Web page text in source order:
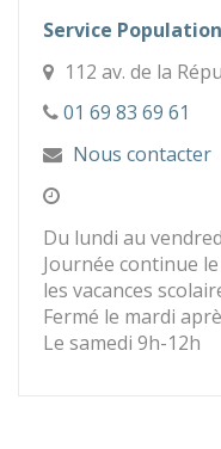
Service
112 av. de la
01 69 83 69 61
Nous contacter
Du lundi au
Journée continue
les vacances
Fermé le mardi
Le samedi 9h-12h